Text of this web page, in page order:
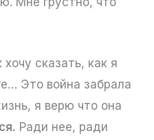
сказать, как я
Это война забрала
я верю что она
Ради нее, ради